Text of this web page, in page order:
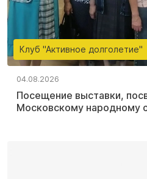
Клуб "Активное долголетие"
04.08.2026
Посещение выставки,
Московскому народному